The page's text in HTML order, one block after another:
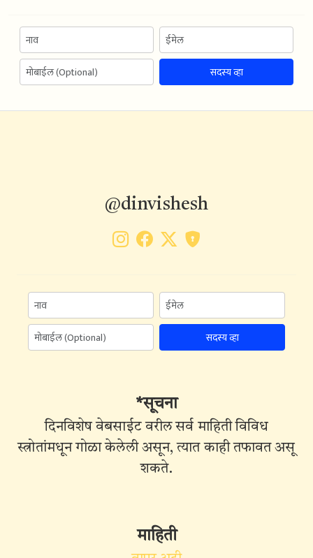
सदस्य व्हा
@dinvishesh
सदस्य व्हा
*सूचना
दिनविशेष वेबसाईट वरील सर्व माहिती विविध
स्त्रोतांमधून गोळा केलेली असून, त्यात काही तफावत असू
शकते.
माहिती